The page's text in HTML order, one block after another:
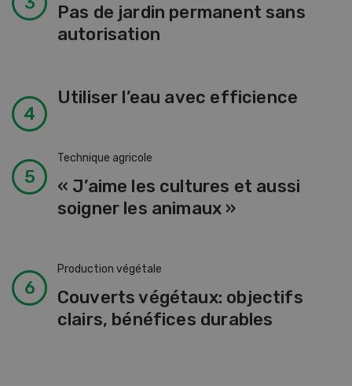
Pas de jardin permanent sans
autorisation
Utiliser l’eau avec efficience
Technique agricole
« J’aime les cultures et aussi
soigner les animaux »
Production végétale
Couverts végétaux: objectifs
clairs, bénéfices durables